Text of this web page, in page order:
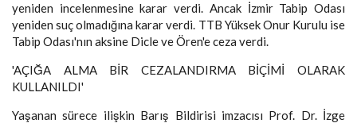
yeniden incelenmesine karar verdi. Ancak İzmir Tabip Odası
yeniden suç olmadığına karar verdi. TTB Yüksek Onur Kurulu ise
Tabip Odası'nın aksine Dicle ve Ören'e ceza verdi.
'AÇIĞA ALMA BİR CEZALANDIRMA BİÇİMİ OLARAK
KULLANILDI'
Yaşanan sürece ilişkin Barış Bildirisi imzacısı Prof. Dr. İzge